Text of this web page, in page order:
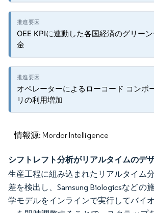
OEE KPIに連動した各国経済のグリー
金
オペレーターによるローコード コンポ
リの利用増加
情報源: Mordor Intelligence
シフトレフト分析がリアルタイムのデ
生産工程に組み込まれたリアルタイム
差を検出し、Samsung Biologicsなどの
学モデルをインラインで実行してバイ